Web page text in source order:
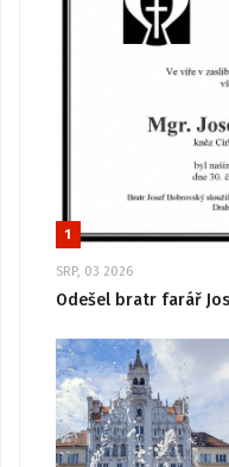
1
SRP, 03 2026
Odešel bratr farář